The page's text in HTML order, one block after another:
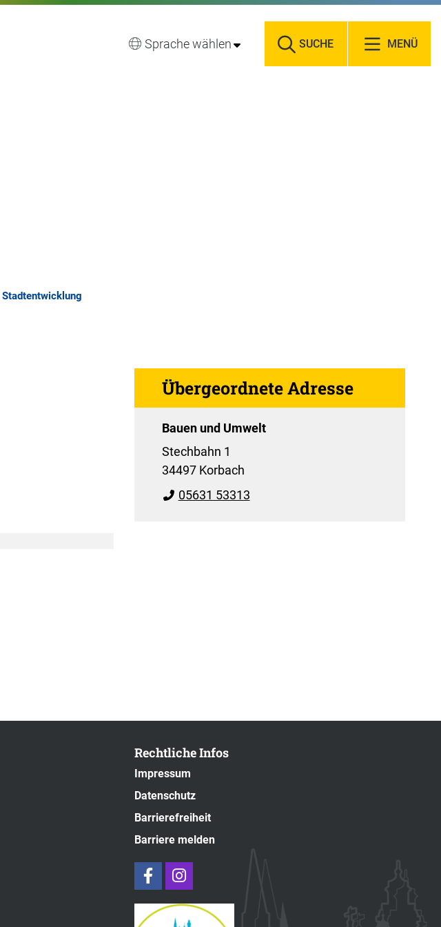
Sprache wählen SUCHE MENÜ
Stadtentwicklung
Übergeordnete Adresse
Bauen und Umwelt
Stechbahn 1
34497 Korbach
05631 53313
Rechtliche Infos
Impressum
Datenschutz
Barrierefreiheit
Barriere melden